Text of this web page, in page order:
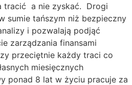
tracić a nie zyskać. Drogi
sumie tańszym niż bezpieczny
i pozwalają podjąć
zarządzania finansami
przeciętnie każdy traci co
miesięcznych
ponad 8 lat w życiu pracuje za